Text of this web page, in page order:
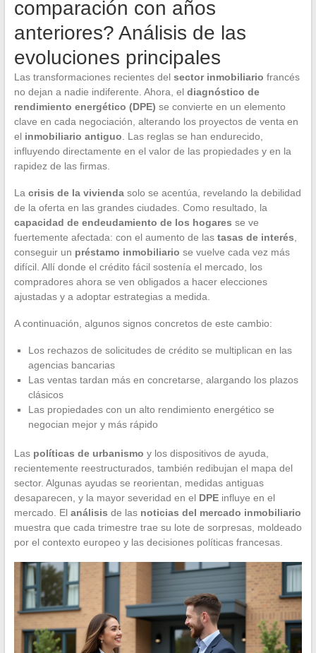
comparación con años
anteriores? Análisis de las
evoluciones principales
Las transformaciones recientes del sector inmobiliario francés
no dejan a nadie indiferente. Ahora, el diagnóstico de
rendimiento energético (DPE) se convierte en un elemento
clave en cada negociación, alterando los proyectos de venta en
el inmobiliario antiguo . Las reglas se han endurecido,
influyendo directamente en el valor de las propiedades y en la
rapidez de las firmas.
La crisis de la viviendasolo se acentúa, revelando la debilidad
de la oferta en las grandes ciudades. Como resultado, la
capacidad de endeudamiento de los hogares se ve
fuertemente afectada: con el aumento de las tasas de interés
conseguir un préstamo inmobiliario se vuelve cada vez más
difícil. Allí donde el crédito fácil sostenía el mercado, los
compradores ahora se ven obligados a hacer elecciones
ajustadas y a adoptar estrategias a medida.
A continuación, algunos signos concretos de este cambio:
Los rechazos de solicitudes de crédito se multiplican en las
agencias bancarias
Las ventas tardan más en concretarse, alargando los plazos
clásicos
Las propiedades con un alto rendimiento energético se
negocian mejor y más rápido
Las políticas de urbanismo y los dispositivos de ayuda,
recientemente reestructurados, también redibujan el mapa del
sector. Algunas ayudas se reorientan, medidas antiguas
desaparecen, y la mayor severidad en el DPEinfluye en el
mercado. El análisis de las noticias del mercado inmobiliario
muestra que cada trimestre trae su lote de sorpresas, moldeado
por el contexto europeo y las decisiones políticas francesas.